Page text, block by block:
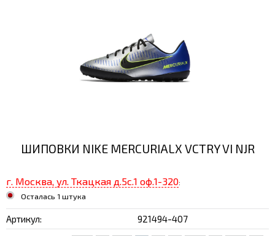
ШИПОВКИ NIKE MERCURIALX VCTRY VI NJR
г. Москва, ул. Ткацкая д.5с.1 оф.1-320:
Осталась 1 штука
Артикул: 921494-407